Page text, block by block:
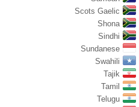
Scots Gaelic
Shona
Sindhi
Sundanese
Swahili
Tajik
Tamil
Telugu